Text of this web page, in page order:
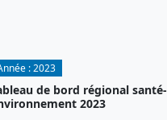
:2023
de bord régional santé-
2023